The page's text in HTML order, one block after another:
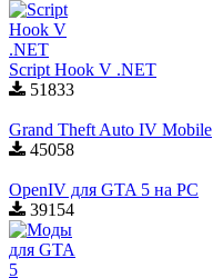
Script Hook V .NET
51833
Grand Theft Auto IV Mobile
45058
OpenIV для GTA 5 на PC
39154